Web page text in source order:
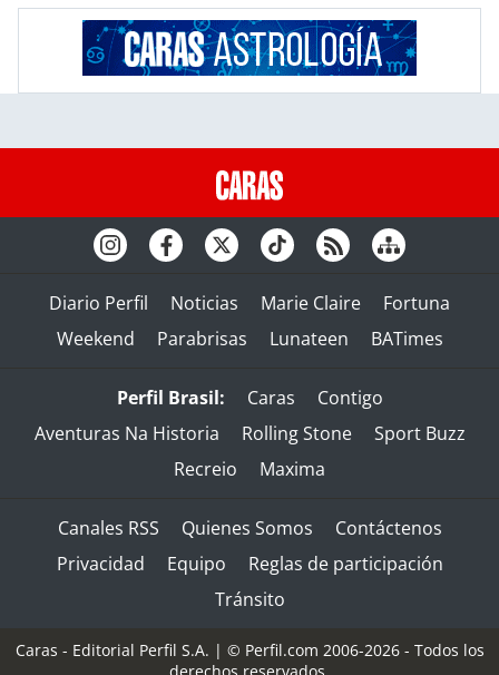
Diario Perfil Noticias Marie Claire
Fortuna
Weekend
Parabrisas Lunateen BATimes
Perfil Brasil: Caras
Contigo
Aventuras Na Historia
Rolling Stone
Sport Buzz
Recreio
Maxima
Canales RSS Quienes Somos
Contáctenos
Privacidad
Equipo
Reglas de participación
Tránsito
Caras - Editorial Perfil S.A. | © Perfil.com 2006-2026 - Todos los